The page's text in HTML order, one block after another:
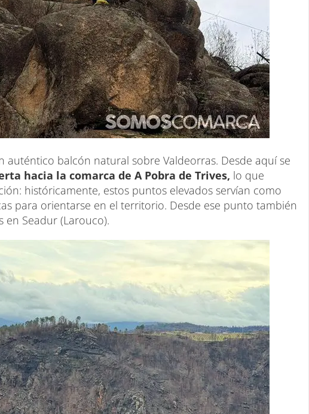
auténtico balcón natural sobre Valdeorras. Desde aquí se
hacia la comarca de A Pobra de Trives, lo que
históricamente, estos puntos elevados servían como
para orientarse en el territorio. Desde ese punto también
en Seadur (Larouco).